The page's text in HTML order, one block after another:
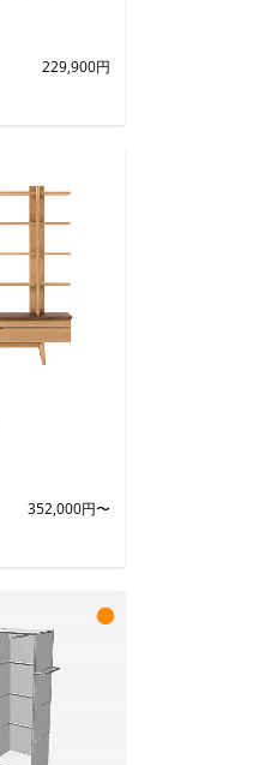
229,900円
352,000円〜
●